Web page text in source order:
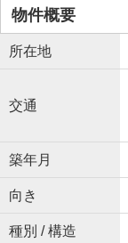
物件概要
所在地
交通
築年月
向き
種別 / 構造